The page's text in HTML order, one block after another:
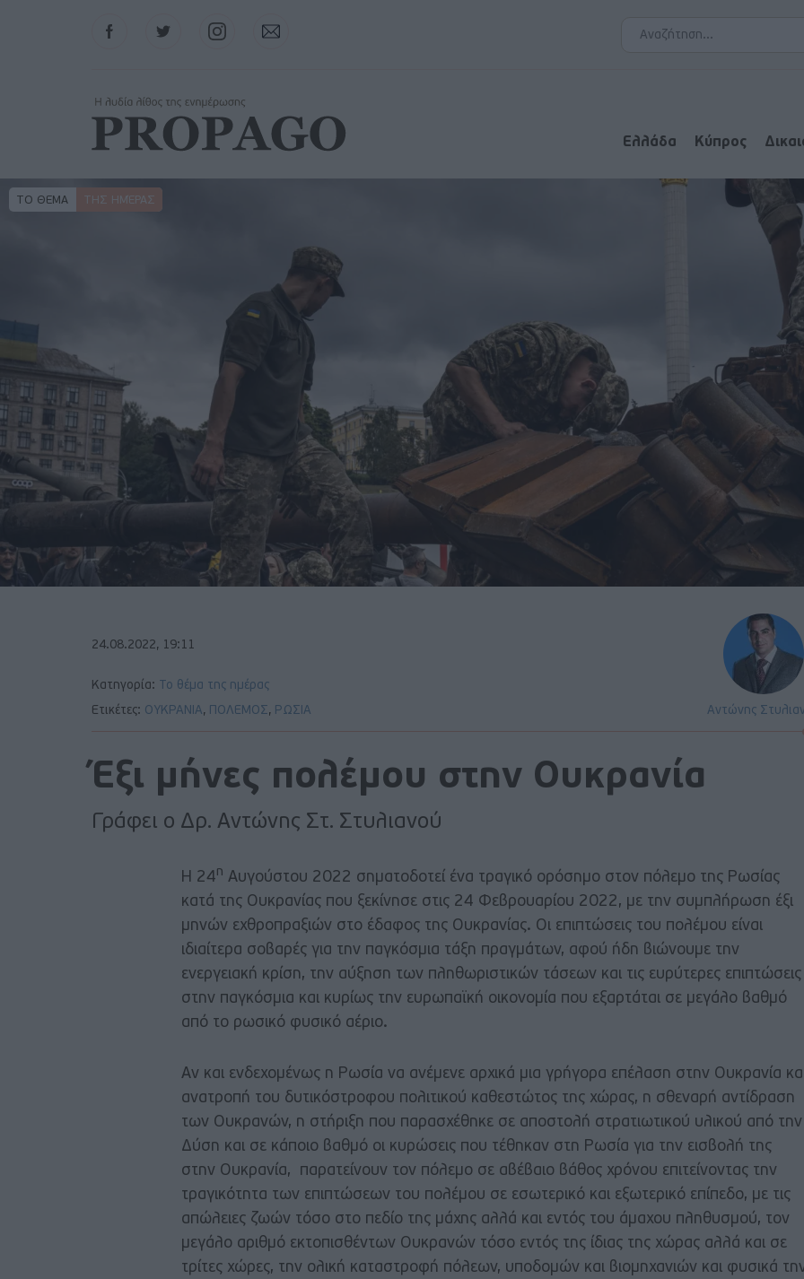
FacebookTwitter InstagramContact
Ελλάδα Κύπρος
ΤΟ ΘΕΜΑ ΤΗΣ ΗΜΈΡΑΣ
24.08.2022, 19:11
Κατηγορία:
Το θέμα της ημέρας
Ετικέτες: ΟΥΚΡΑΝΙΑ, ΠΟΛΕΜΟΣ, ΡΩΣΙΑ Αντώνης
Έξι μήνες πολέμου στην Ουκρανία
Γράφει ο Δρ. Αντώνης Στ. Στυλιανού
Η 24η Αυγούστου 2022 σηματοδοτεί ένα τραγικό ορόσημο στον πόλεμο της Ρωσίας
κατά της Ουκρανίας που ξεκίνησε στις 24 Φεβρουαρίου 2022, με την συμπλήρωση έξι
μηνών εχθροπραξιών στο έδαφος της Ουκρανίας. Οι επιπτώσεις του πολέμου είναι
ιδιαίτερα σοβαρές για την παγκόσμια τάξη πραγμάτων, αφού ήδη βιώνουμε την
ενεργειακή κρίση, την αύξηση των πληθωριστικών τάσεων και τις ευρύτερες επιπτώσεις
στην παγκόσμια και κυρίως την ευρωπαϊκή οικονομία που εξαρτάται σε μεγάλο βαθμό
από το ρωσικό φυσικό αέριο.
Αν και ενδεχομένως η Ρωσία να ανέμενε αρχικά μια γρήγορα επέλαση στην Ουκρανία
ανατροπή του δυτικόστροφου πολιτικού καθεστώτος της χώρας, η σθεναρή αντίδραση
των Ουκρανών, η στήριξη που παρασχέθηκε σε αποστολή στρατιωτικού υλικού από την
Δύση και σε κάποιο βαθμό οι κυρώσεις που τέθηκαν στη Ρωσία για την εισβολή της
στην Ουκρανία, παρατείνουν τον πόλεμο σε αβέβαιο βάθος χρόνου επιτείνοντας την
τραγικότητα των επιπτώσεων του πολέμου σε εσωτερικό και εξωτερικό επίπεδο, με τις
απώλειες ζωών τόσο στο πεδίο της μάχης αλλά και εντός του άμαχου πληθυσμού, τον
μεγάλο αριθμό εκτοπισθέντων Ουκρανών τόσο εντός της ίδιας της χώρας αλλά και σε
τρίτες χώρες, την ολική καταστροφή πόλεων, υποδομών και βιομηχανιών και φυσικά